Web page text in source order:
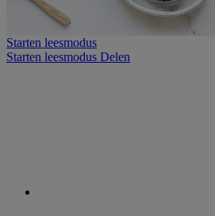
Starten leesmodus
Starten leesmodus Delen